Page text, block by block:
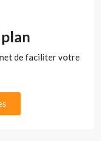
de faciliter votre